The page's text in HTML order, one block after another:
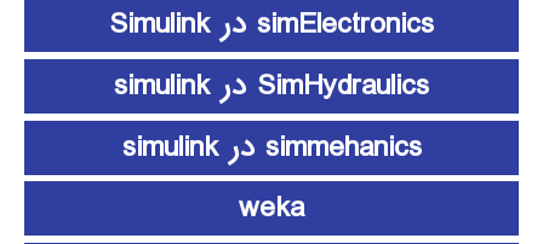
simElectronics در Simulink
SimHydraulics در simulink
simmehanics در simulink
weka